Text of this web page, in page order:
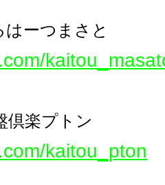
ーつまさと
倶楽プトン
kaitou_pton